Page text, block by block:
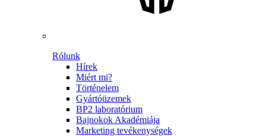
Rólunk
Hírek
Miért mi?
Történelem
Gyártóüzemek
BP2 laboratórium
Bajnokok Akadémiája
Marketing tevékenységek